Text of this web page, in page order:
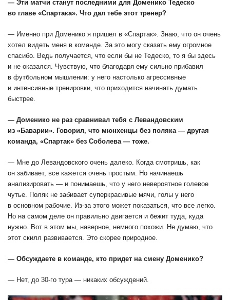
— Эти матчи станут последними для Доменико Тедеско
во главе «Спартака». Что дал тебе этот тренер?
— Именно при Доменико я пришел в «Спартак». Знаю, что он очень
хотел видеть меня в команде. За это могу сказать ему огромное
спасибо. Ведь получается, что если бы не Тедеско, то я бы здесь
и не оказался. Чувствую, что благодаря ему сильно прибавил
в футбольном мышлении: у него настолько агрессивные
и интенсивные тренировки, что приходится начинать думать
быстрее.
— Доменико не раз сравнивал тебя с Левандовским
из «Баварии». Говорил, что мюнхенцы без поляка — другая
команда, «Спартак» без Соболева — тоже.
— Мне до Левандовского очень далеко. Когда смотришь, как
он забивает, все кажется очень простым. Но начинаешь
анализировать — и понимаешь, что у него невероятное голевое
чутье. Поляк не забивает суперкрасивые мячи, голы у него
в основном рабочие. Из-за этого может показаться, что все легко.
Но на самом деле он правильно двигается и бежит туда, куда
нужно. Вот в этом мы, наверное, немного похожи. Не думаю, что
этот скилл развивается. Это скорее природное.
— Обсуждаете в команде, кто придет на смену Доменико?
— Нет, до 30-го тура — никаких обсуждений.